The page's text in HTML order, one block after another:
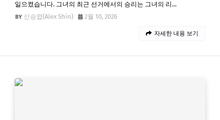
일으켰습니다. 그녀의 최근 선거에서의 승리는 그녀의 리…
신승엽(Alex Shin)
2월 10, 2026
자세한 내용 보기